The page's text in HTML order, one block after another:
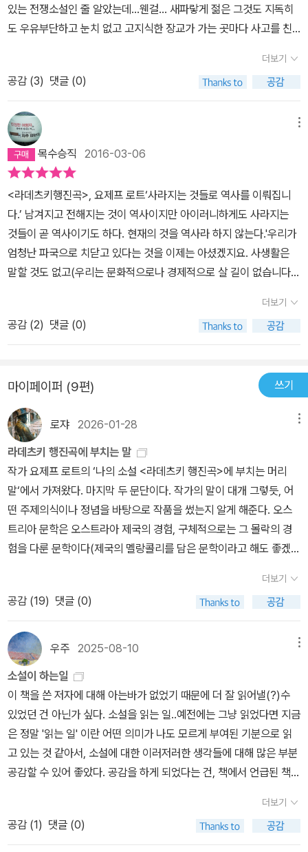
있는 전쟁소설인 줄 알았는데…웬걸… 새파랗게 젊은 그것도 지독히
도 우유부단하고 눈치 없고 고지식한 장교가 가는 곳마다 사고를 친
깨달음 비스무리한 것을 얻는 듯하다가도 그때뿐이고 다시 과거를 반
복한다. 주인공이라면 좀 역경을 통해 변해가는 모습을 보여줘야 할
텐데 그 과정이 너무 지지부진하다. 변하기는 했던가. 이 책을 읽다
가 구석에 처박아 놓고 얼마간 시간이 지나 눈에 띄면 다시 읽다가 후
회하고의 반복을 거치다 결국 정신 수양하는 마음으로 엉덩이를 의자
에 고정하고 끝까지 집중해서 읽었다. 좀 더 읽어가면 분명 흥미로운
사건들이 발생하리라는 기대하고. 결국, 기대했던 박진감 넘치는 전
투 장면은 초반 솔페리노 전투 몇 줄, 그리고 수미쌍관 구성을 의도했
는지 마지막에 제1차 세계대전 중 전투 몇 줄이 전부였다. 마지막 장
을 넘길 때는 살짝 눈시울이 붉어졌다. 이 작품은 19세기 중반 오스
트라아-헝가리 제국을 살았던 트로타 가문 3대에 관한 이야기다. 사
건은 1859년 이탈리아 북부에서 발생했던 주요 전투를 중심으로 발
생한다. 당시 이탈리아는 주변 프랑스, 스페인, 프로이센 등과 달리 여
전히 통일하지 못하고 도시국가로 분열되어 오스트리아의 점령을 받
자신들을 괴롭히던 오스트리아를 깨부쉈으니 바로 솔페리노 전장에
서였다. 19세기 가장 처참한 전쟁으로 기록된다. 오죽했으면 그곳을
우연히 지나던 제네바 출신의 청년 앙리 뒤낭이 차마 그냥 지나칠 수
없어 구호 활동을 벌일 정도였다. 그는 나중에 이 전투를 회상하며 국
제적 구호단체인 적십자를 창설한다.. 당시 이탈리아 민족은 베르디
의 음악으로 하나 되어 분기탱천했고, 1848년에 밀라노를 쑥대밭으
로 만들었던 오스트리아의 라데츠키 장군에게 반드시 복수하리라 다
짐했다. 오스트리아는 라데츠키의 성공적인 이탈리아 원정을 기념하
는 의미로 <라데츠키 행진곡>을 만들었다. 이 역동적인 곡이 연주될
때마다 이탈리아 국민은 얼마나 가슴이 아팠을꼬. 한 제국의 자랑은
가 오스트리아-헝가리 황제였던 프란츠 요제프 1세를 극적으로 구한
다. 이를 계기로 그는 솔페리노의 영웅으로 칭송받게 되었으며 귀족
의 작위까지 받기에 이른다. 이렇게 트로타 가문이 새롭게 신흥귀족
으로 편입된다. 이후 그의 아들 프란츠 트로타는 군인이 아닌 모라비
아 지역 작은 마을의 군수가 된다. 보통 아비의 직업을 아들이 따르지
만, 솔페리노의 영웅은 국가가 자신의 행동을 왜곡 보도하는 것을 보
고 실망해 전역했고 아들은 절대 군인으로 만들지 않겠다 다짐했기
때문이다. 아비가 제국에 실망해 등을 돌렸다면 아들 프란츠는 황제
를 대리해 군수로서 마을을 잘 다스린다. 흠잡을 데 없이 완벽해 보인
다. 그래도 하나를 굳이 찾아보자면 그의 아들 카를 트로타 정도 되겠
다. 군수 역시 자신의 아버지와 달리 아들이 다른 직업을 갖기 원했고
출세를 위해 군인만 한 것이 없었다. 아들 카를 트로타는 일곱 살부터
더보기
공감 (3) 댓글 (0)
목수승직 2016-03-06
<라데츠키행진곡>, 요제프 로트‘사라지는 것들로 역사를 이뤄집니
다.’ 남겨지고 전해지는 것이 역사이지만 아이러니하게도 사라지는
것들이 곧 역사이기도 하다. 현재의 것을 역사라 하지 않는다.'우리가
엄청난 파국으로 치닫고 있다는 것을 이제는 아셨겠지요. 사생활은
말할 것도 없고(우리는 문화적으로나 경제적으로 살 길이 없습니다.)
끝장났다고 봅니다. 야만이 통치하게 됐습니다. 한시도 잘못 생각하
지 마십시오. 지옥이 통치하고 있습니다.'요제프 로트(라데츠키행진
곡, 사보이 호텔의 작가)가 독일 총통으로 히틀러가 임명되자 프랑스
의 지금을 생각해 보게 한다. “현재로부터 도피하여 주관적으로 변형
된 과거에서 위안을 찾았다.”오스트리아-헝가리 제국의 몰락으로 각
민족이 나라를 세웠으나 유대인은 나라를 세우지 못 하고 상실감만
더해갔다. 유대인을 품어준 오스트리아-헝가리 제국을 이상화하며
위안을 찾고자 했다.우리 사회가 불안해질수록, 빈부의 격차가 커지
고 사회적 불안이 높아지고 안보가 위협될수록 박정희의 향수가 높아
지는 것은 ‘변형된 과거에서 위안’을 찾으려는 심리의 반영일지도 모
른다. 박정희 때가 빈부의 격차가 고착화되기 시작하고 독재로 인한
사회적 불안이 높아지고 냉전의 칼바람에 안보가 불안하였음에도 불
결코 있을 수 없었다...... '소수민족'이란 군수의 생각에 따르면 '불온
분자'들의 큰 패거리에 지나지 않았다.'오스트리아-헝가리 제국의 관
료는 민족주의의 대두와 민족독립국가의 흐름을 읽지 못 했고, 그 눈
어두운 관료들로 오스트리아-헝가리 제국은 1차 세계대전의 화마 속
에서 공중분해됐다. 우리 나라는 그와 다를까? 시대에 뒤떨어진 정치
권과 관료, 갱상도의 '나라를 팔아먹어도 1번'이라는 정신분열을 보면
더하면 더하지 덜하지 않다는 불안이 엄습한다.
더보기
공감 (2) 댓글 (0)
마이페이퍼 (9편) 쓰기
로쟈 2026-01-28
라데츠키 행진곡에 부치는 말
작가 요제프 로트의 ‘나의 소설 <라데츠키 행진곡>에 부치는 머리
말‘에서 가져왔다. 마지막 두 문단이다. 작가의 말이 대개 그렇듯, 어
떤 주제의식이나 정념을 바탕으로 작품을 썼는지 알게 해준다. 오스
트리아 문학은 오스트라아 제국의 경험, 구체적으로는 그 몰락의 경
험을 다룬 문학이다(제국의 멜랑콜리를 담은 문학이라고 해도 좋겠
같은 시기에 나왔다) 로트의 <라데츠키 행진곡>과 헤르만 브로흐의
<몽유병자들>, 그리고 로베르트 무질의 <특성 없는 남자>의 공통점
이기도 하다. 나머지 두 작품도 묶어서 강의하면 좋겠다...나에게뿐
만 아니라 나와 마찬가지로 조국과 세상을 잃고 외국을 떠도는 많
은 동포들에게 잘 알려지고 친숙한 오스트리아는 이 나라가 있을 당
시에는 수출용 오페레타들에서 드러났었으며, 망한 뒤에는 싸구려 수
출 영화들에서 그려지고 있는 오스트리아와는 전혀 다릅니다. 나
는 트로타라는 기이한 가문을 알게 되고 사랑했으며, 이들에 관해 나
의 책 <라데츠키 행진곡>에서 이야기하려고 합니다. 이들은 오스트
리아인에 섞여 사는 스파르타인이었습니다. 우리는 트로타 가문의 융
성과 몰락을 보며 저 으스스한 역사의 의지를 깨닫고, 역사는 한 가족
의 운명에서 역사 권력의 운명을 보여준다는 것을 느껴도 좋으리
라 생각합니다.민족들은 사라지고 제국들은 없어집니다. (사라지
더보기
공감 (19) 댓글 (0)
우주 2025-08-10
소설이 하는일
이 책을 쓴 저자에 대해 아는바가 없었기 때문에 더 잘 읽어낼(?)수
있었던 건 아닌가 싶다. 소설을 읽는 일..예전에는 그냥 읽었다면 지금
은 정말 '읽는 일' 이란 어떤 의미가 나도 모르게 부여된 기분으로 읽
고 있는 것 같아서, 소설에 대한 이러저러한 생각들에 대해 많은 부분
공감할 수 있어 좋았다. 공감을 하게 되었다는 건, 책에서 언급된 책들
면서 큰 즐거움을 준 하지만 잘 알려지지 않은 소설과 소설가의 목록
을 만들어냈다'/194쪽앞서 소개한 책들은 정말 거의 다 읽었다면,잘
더보기
공감 (1) 댓글 (0)